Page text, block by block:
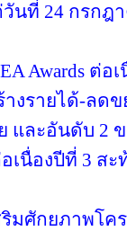
นที่ 24 กรกฎ
Awards ต่
งรายได้-ลดข
ละอันดับ 2
ต่อเนื่องปีที่ 3
มศักยภาพโค